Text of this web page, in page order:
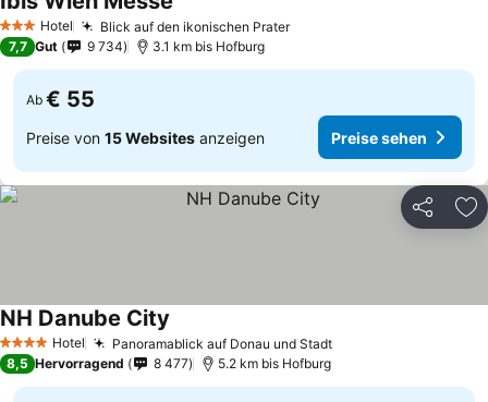
3 SterneHotel Blick auf den ikonischen PraterPreise sehen
7,7 Gut 9 734 3.1 km bis Hofburg
Ab € 55
Preise von 15 Websites anzeigen Preise sehen
Teilen
4 Sterne Hotel Panoramablick auf Donau und StadtPreise sehen
NH Danube City
8,5 Hervorragend 8 477 5.2 km bis Hofburg